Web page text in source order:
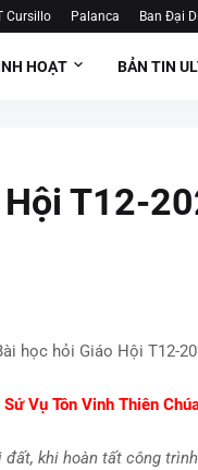
Cursillo Palanca Ban Đại
HOẠT BẢN TIN
T12-
học hỏi Giáo Hội T12-
Sứ Vụ Tôn Vinh Thiên
khi hoàn tất công